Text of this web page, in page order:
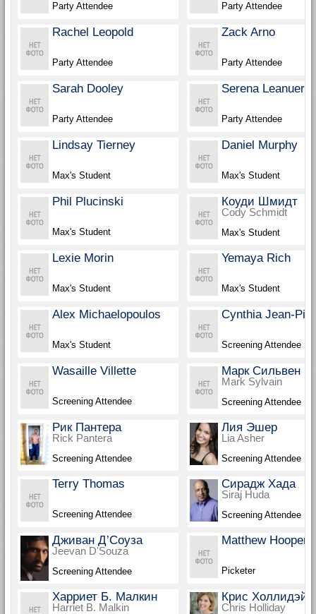
Party Attendee Party Attendee
Rachel Leopold
Party Attendee
Zack Arno
Party Attendee
Sarah Dooley
Party Attendee
Serena Leanuer
Party Attendee
Lindsay Tierney
Max's Student
Daniel Murphy
Max's Student
Phil Plucinski
Max's Student
Коуди Шмидт
Cody Schmidt
Max's Student
Lexie Morin
Max's Student
Yemaya Rich
Max's Student
Alex Michaelopoulos
Max's Student
Cynthia Jean-
Screening Attendee
Wasaille Villette
Screening Attendee
Марк Сильвен
Mark Sylvain
Screening Attendee
Рик Пантера
Rick Pantera
Screening Attendee
Лия Эшер
Lia Asher
Screening Attendee
Terry Thomas
Screening Attendee
Сирадж Хада
Siraj Huda
Screening Attendee
Дживан Д’Соуза
Jeevan D'Souza
Screening Attendee
Matthew Hooper
Picketer
Харриет Б. Малкин
Harriet B. Malkin
Крис Холлидэй
Chris Holliday